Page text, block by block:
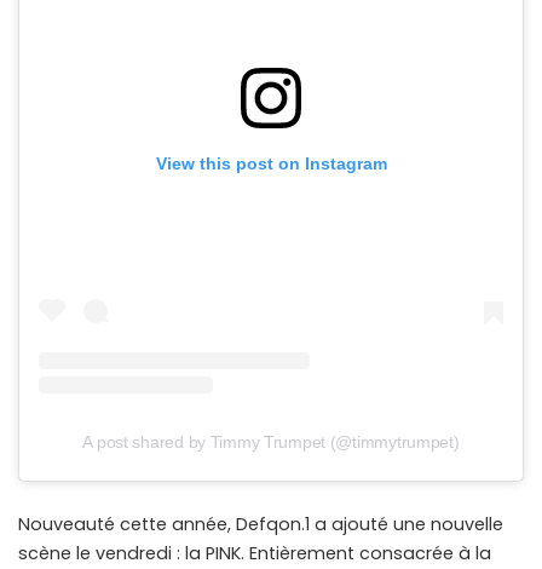
View this post on Instagram
A post shared by Timmy Trumpet (@timmytrumpet)
Nouveauté cette année, Defqon.1 a ajouté une nouvelle
scène le vendredi : la PINK. Entièrement consacrée à la